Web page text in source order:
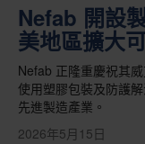
Nefab 開設
美地區擴大
Nefab 正隆重慶祝其
使用塑膠包裝及防護
先進製造產業。
2026年5月15日